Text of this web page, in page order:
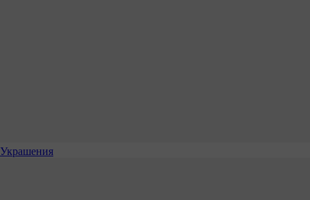
Украшения